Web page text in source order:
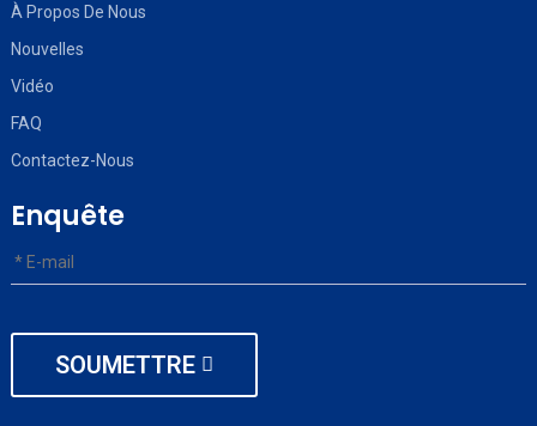
À Propos De Nous
Nouvelles
Vidéo
FAQ
Contactez-Nous
Enquête
SOUMETTRE